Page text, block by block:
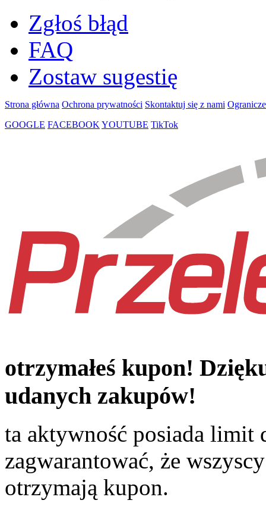
Zgłoś błąd
FAQ
Zostaw sugestię
Strona główna Ochrona prywatności Skontaktuj się z nami
GOOGLE FACEBOOK YOUTUBE TikTok
otrzymałeś kupon!
udanych zakupów!
ta aktywność posiada
zagwarantować, że
otrzymają kupon.